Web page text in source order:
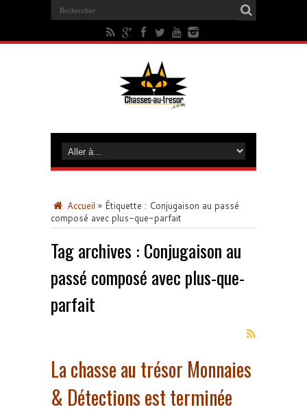
Accueil » Étiquette : Conjugaison au passé
composé avec plus-que-parfait
Tag archives : Conjugaison au
passé composé avec plus-que-
parfait
La chasse au trésor Monnaies
& Détections est terminée